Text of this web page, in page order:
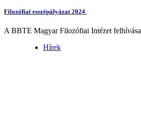
Filozófiai esszépályázat 2024
A BBTE Magyar Filozófiai Intézet felhívása
Hírek